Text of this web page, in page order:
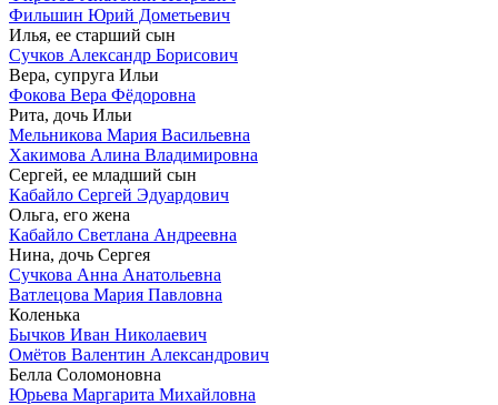
Фильшин Юрий Дометьевич
Илья, ее старший сын
Сучков Александр Борисович
Вера, супруга Ильи
Фокова Вера Фёдоровна
Рита, дочь Ильи
Мельникова Мария Васильевна
Хакимова Алина Владимировна
Сергей, ее младший сын
Кабайло Сергей Эдуардович
Ольга, его жена
Кабайло Светлана Андреевна
Нина, дочь Сергея
Сучкова Анна Анатольевна
Ватлецова Мария Павловна
Коленька
Бычков Иван Николаевич
Омётов Валентин Александрович
Белла Соломоновна
Юрьева Маргарита Михайловна